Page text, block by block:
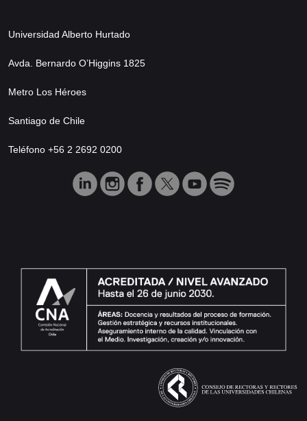
Universidad Alberto Hurtado
Avda. Bernardo O’Higgins 1825
Metro Los Héroes
Santiago de Chile
Teléfono +56 2 2692 0200